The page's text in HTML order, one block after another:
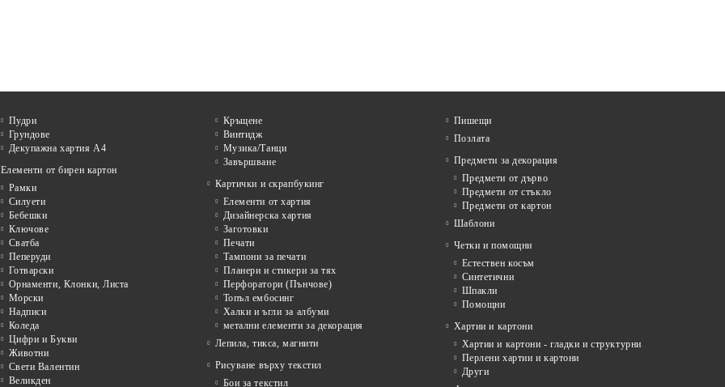
Пудри
Грундове
Декупажна хартия А4
Елементи от бирен картон
Рамки
Силуети
Бебешки
Ключове
Сватба
Пеперуди
Готварски
Орнаменти, Клонки, Листа
Морски
Надписи
Коледа
Цифри и Букви
Животни
Свети Валентин
Великден
Кръщене
Винтидж
Музика/Танци
Завършване
Картички и скрапбукинг
Елементи от хартия
Дизайнерска хартия
Заготовки
Печати
Тампони за печати
Планери и стикери за тях
Перфоратори (Пънчове)
Топъл ембосинг
Халки и ъгли за албуми
метални елементи за декорация
Лепила, тикса, магнити
Рисуване върху текстил
Бои за текстил
Пишещи
Позлата
Предмети за декорация
Предмети от дърво
Предмети от стъкло
Предмети от картон
Шаблони
Четки и помощни
Естествен косъм
Синтетични
Шпакли
Помощни
Хартии и картони
Хартии и картони - гладки и структурни
Перлени хартии и картони
Други